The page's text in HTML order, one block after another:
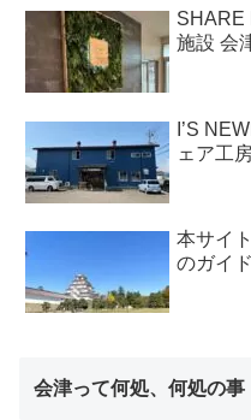
SHARE
施設 会
I’S
ェア工
本サイ
のガイ
会津って何処、何処の事